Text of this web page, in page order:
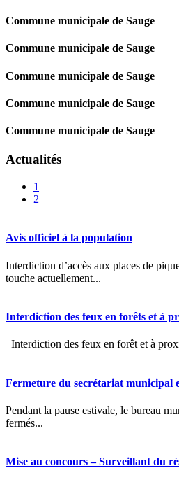
Commune municipale de Sauge
Commune municipale de Sauge
Commune municipale de Sauge
Commune municipale de Sauge
Commune municipale de Sauge
Actualités
1
2
Avis officiel à la population
Interdiction d’accès aux places de
touche actuellement...
Interdiction des feux en forêts et à
Interdiction des feux en forêt et à
Fermeture du secrétariat municipal
Pendant la pause estivale, le bureau
fermés...
Mise au concours – Surveillant du